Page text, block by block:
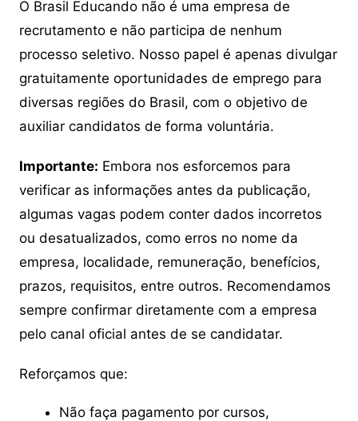
O Brasil Educando não é uma empresa de
recrutamento e não participa de nenhum
processo seletivo. Nosso papel é apenas divulgar
gratuitamente oportunidades de emprego para
diversas regiões do Brasil, com o objetivo de
auxiliar candidatos de forma voluntária.
Importante: Embora nos esforcemos para
verificar as informações antes da publicação,
algumas vagas podem conter dados incorretos
ou desatualizados, como erros no nome da
empresa, localidade, remuneração, benefícios,
prazos, requisitos, entre outros. Recomendamos
sempre confirmar diretamente com a empresa
pelo canal oficial antes de se candidatar.
Reforçamos que:
Não faça pagamento por cursos,